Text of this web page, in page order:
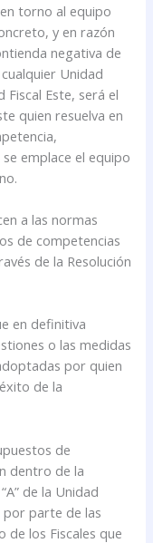
torno al equipo
y en razón
negativa de
Unidad
Fiscal Este, será el
quien resuelva en
emplace el equipo
a las normas
de competencias
de la Resolución
en definitiva
o las medidas
por quien
de la
de
dentro de la
de la Unidad
por parte de las
de los Fiscales que